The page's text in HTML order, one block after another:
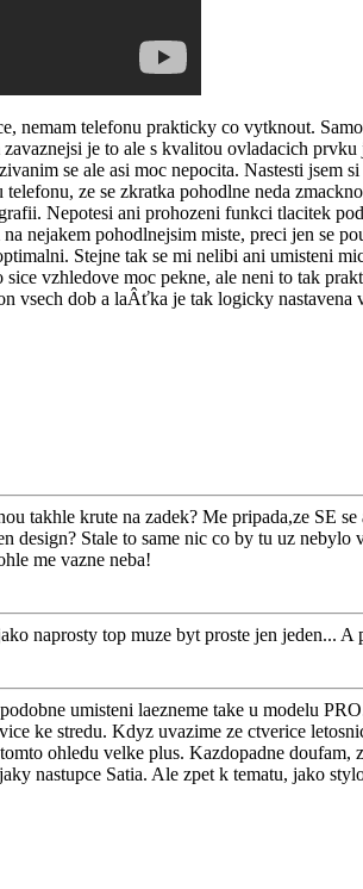
telefonu prakticky co vytknout.
je to ale s kvalitou ovladacich
se ale asi moc nepocita. Nastesti
ze se zkratka pohodlne neda
Nepotesi ani prohozeni funkci tlacitek
nejakem pohodlnejsim miste, preci jen se
Stejne tak se mi nelibi ani umisteni
vzhledove moc pekne, ale neni to tak
vsech dob a laÂťka je tak logicky nastavena
takhle krute na zadek? Me pripada,ze SE
design? Stale to same nic co by tu uz
me vazne neba!
naprosty top muze byt proste jen jeden...
umisteni laezneme take u modelu
ke stredu. Kdyz uvazime ze ctverice
ohledu velke plus. Kazdopadne
nastupce Satia. Ale zpet k tematu, jako